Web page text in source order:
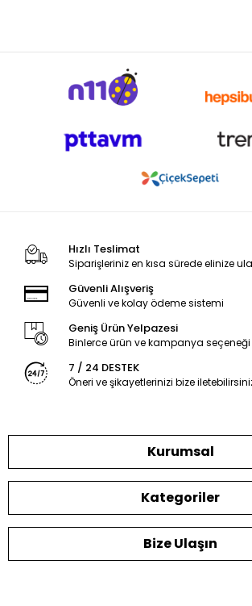
Hızlı Teslimat
Siparişleriniz en kısa sürede elinize
Güvenli Alışveriş
Güvenli ve kolay ödeme sistemi
Geniş Ürün Yelpazesi
Binlerce ürün ve kampanya seçeneği
7 / 24 DESTEK
Öneri ve şikayetlerinizi bize
Kurumsal
Kategoriler
Bize Ulaşın